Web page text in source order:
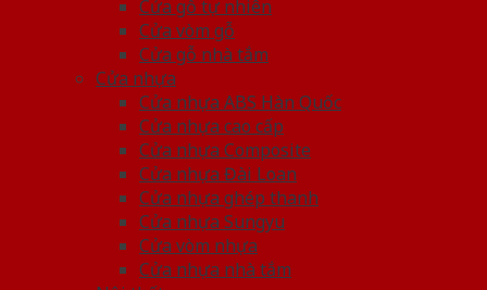
Cửa gỗ tự nhiên
Cửa vòm gỗ
Cửa gỗ nhà tắm
Cửa nhựa
Cửa nhựa ABS Hàn Quốc
Cửa nhựa cao cấp
Cửa nhựa Composite
Cửa nhựa Đài Loan
Cửa nhựa ghép thanh
Cửa nhựa Sungyu
Cửa vòm nhựa
Cửa nhựa nhà tắm